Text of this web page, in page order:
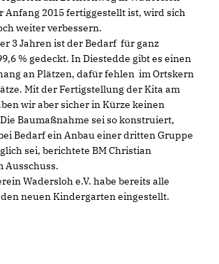
Anfang 2015 fertiggestellt ist, wird sich
weiter verbessern.
3 Jahren ist der Bedarf für ganz
% gedeckt. In Diestedde gibt es einen
an Plätzen, dafür fehlen im Ortskern
Mit der Fertigstellung der Kita am
wir aber sicher in Kürze keinen
Baumaßnahme sei so konstruiert,
Bedarf ein Anbau einer dritten Gruppe
sei, berichtete BM Christian
Ausschuss.
Wadersloh e.V. habe bereits alle
neuen Kindergarten eingestellt.